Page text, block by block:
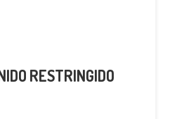
RESTRINGIDO